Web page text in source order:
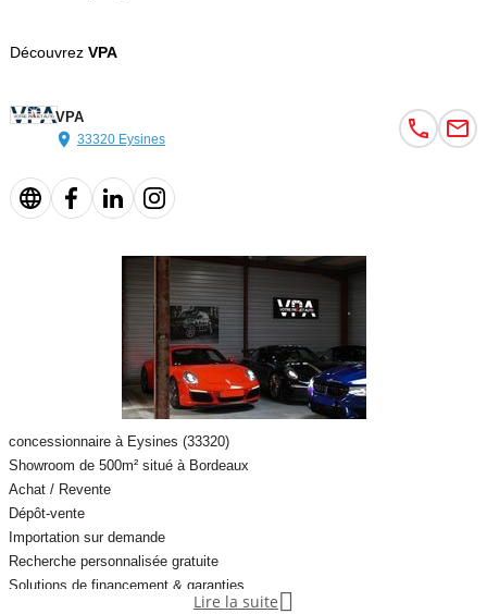
Découvrez VPA
VPA
33320 Eysines
concessionnaire à Eysines (33320)
Showroom de 500m² situé à Bordeaux
Achat / Revente
Dépôt-vente
Importation sur demande
Recherche personnalisée gratuite
Solutions de financement & garanties
Lire la suite 